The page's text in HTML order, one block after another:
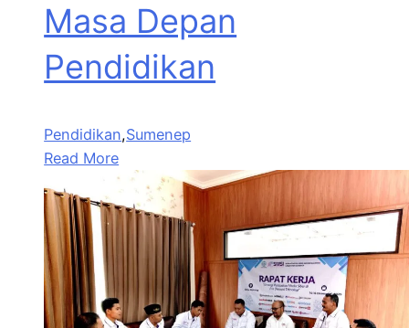
Masa Depan
Pendidikan
Pendidikan,Sumenep
Read More